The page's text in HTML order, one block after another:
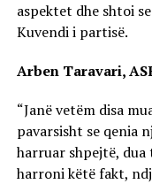
aspektet dhe shtoi
Kuvendi i partisë.
Arben Taravari,
“Janë vetëm disa
pavarsisht se qenia
harruar shpejtë, dua
harroni këtë fakt,